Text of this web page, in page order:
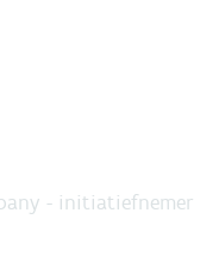
- initiatiefnemer